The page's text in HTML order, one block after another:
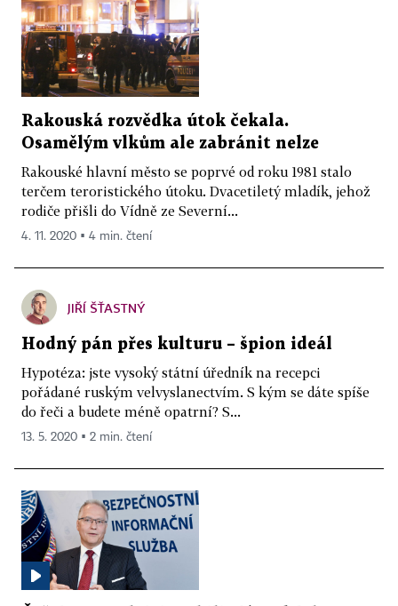
Rakouská rozvědka útok čekala.
Osamělým vlkům ale zabránit nelze
Rakouské hlavní město se poprvé od roku 1981 stalo
terčem teroristického útoku. Dvacetiletý mladík, jehož
rodiče přišli do Vídně ze Severní...
4. 11. 2020 ▪ 4 min. čtení
JIŘÍ ŠŤASTNÝ
Hodný pán přes kulturu – špion ideál
Hypotéza: jste vysoký státní úředník na recepci
pořádané ruským velvyslanectvím. S kým se dáte spíše
do řeči a budete méně opatrní? S...
13. 5. 2020 ▪ 2 min. čtení